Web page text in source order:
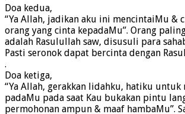
Doa kedua,
“Ya Allah, jadikan aku ini mencintaiMu &
orang yang cinta kepadaMu”. Orang
adalah Rasulullah saw, disusuli para
Pasti seronok dapat bercinta dengan
.
Doa ketiga,
“Ya Allah, gerakkan lidahku, hatiku
padaMu pada saat Kau bukakan pintu
permohonan ampun & maaf hambaMu”.